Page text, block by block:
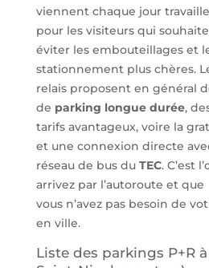
viennent chaque jour
pour les visiteurs qui
éviter les embouteillages et
stationnement plus chères.
relais proposent en général
de parking longue durée,
tarifs avantageux, voire la
et une connexion directe
réseau de bus du TEC. C’est
arrivez par l’autoroute et que
vous n’avez pas besoin de
en ville.
Liste des parkings P+R